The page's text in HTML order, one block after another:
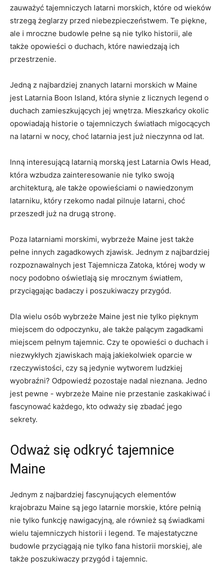
‌zauważyć tajemniczych latarni morskich, które od ​wieków
‌strzegą żeglarzy⁢ przed niebezpieczeństwem. Te piękne,
ale i ⁢mroczne​ budowle pełne​ są nie tylko‍ historii, ale
także ‍opowieści o duchach, które nawiedzają⁣ ich
przestrzenie.
Jedną z najbardziej‍ znanych latarni ⁤morskich w‍ Maine
jest Latarnia Boon Island, która ‍słynie z licznych legend o
duchach zamieszkujących ⁢jej wnętrza. ⁣Mieszkańcy okolic
opowiadają historie o tajemniczych światłach migocących
na latarni w nocy, choć​ latarnia jest już nieczynna od lat.
Inną interesującą ⁤latarnią morską⁣ jest⁣ Latarnia ​Owls Head,
⁣która⁢ wzbudza zainteresowanie⁤ nie ⁣tylko swoją
architekturą, ale także⁤ opowieściami o nawiedzonym
latarniku, który rzekomo nadal​ pilnuje latarni, choć
przeszedł ⁣już na drugą stronę.
Poza​ latarniami ⁣morskimi, ​wybrzeże⁤ Maine ⁤jest także
pełne ⁤innych zagadkowych zjawisk.⁣ Jednym z najbardziej
rozpoznawalnych jest Tajemnicza Zatoka, której‍ wody w
‍nocy podobno ⁣oświetlają się​ mrocznym światłem,
przyciągając ⁤badaczy ​i poszukiwaczy przygód.
Dla wielu osób wybrzeże Maine jest ⁢nie tylko pięknym
miejscem do odpoczynku, ale także palącym zagadkami​
miejscem pełnym tajemnic.‌ Czy te opowieści o‌ duchach i
niezwykłych zjawiskach mają jakiekolwiek oparcie ⁤w
rzeczywistości, czy ⁣są jedynie wytworem ludzkiej
wyobraźni? Odpowiedź pozostaje nadal nieznana. Jedno
jest pewne ⁣- wybrzeże Maine⁢ nie przestanie zaskakiwać i⁣
fascynować każdego,⁣ kto odważy się zbadać jego
sekrety.
Odważ się odkryć ⁢tajemnice‌
Maine
Jednym z najbardziej fascynujących elementów
krajobrazu Maine są jego latarnie morskie, które pełnią
nie tylko ‍funkcję nawigacyjną, ale ⁤również są ​świadkami
wielu tajemniczych historii i legend.‌ Te majestatyczne
budowle przyciągają nie tylko fana historii morskiej, ale
także ‌poszukiwaczy przygód i tajemnic.